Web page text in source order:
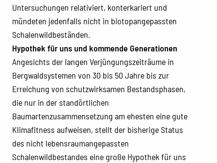
Untersuchungen relativiert, konterkariert und
mündeten jedenfalls nicht in biotopangepassten
Schalenwildbeständen.
Hypothek für uns und kommende Generationen
Angesichts der langen Verjüngungszeiträume in
Bergwaldsystemen von 30 bis 50 Jahre bis zur
Erreichung von schutzwirksamen Bestandsphasen,
die nur in der standörtlichen
Baumartenzusammensetzung am ehesten eine gute
Klimafitness aufweisen, stellt der bisherige Status
des nicht lebensraumangepassten
Schalenwildbestandes eine große Hypothek für uns